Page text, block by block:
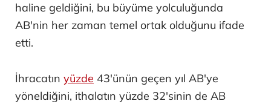
haline geldiğini, bu büyüme yolculuğunda
AB'nin her zaman temel ortak olduğunu ifade
etti.
İhracatın yüzde 43'ünün geçen yıl AB'ye
yöneldiğini, ithalatın yüzde 32'sinin de AB